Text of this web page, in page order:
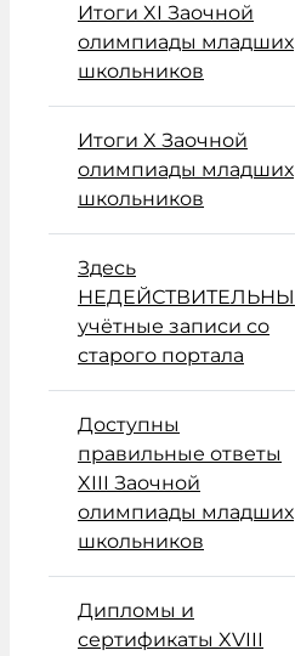
Итоги XI Заочной
олимпиады младших
школьников
Итоги X Заочной
олимпиады младших
школьников
Здесь
НЕДЕЙСТВИТЕЛЬНЫ
учётные записи со
старого портала
Доступны
правильные ответы
XIII Заочной
олимпиады младших
школьников
Дипломы и
сертификаты XVIII